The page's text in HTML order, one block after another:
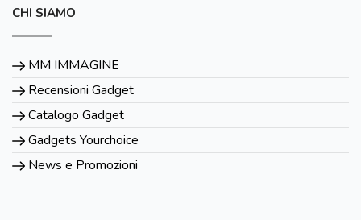
CHI SIAMO
MM IMMAGINE
Recensioni Gadget
Catalogo Gadget
Gadgets Yourchoice
News e Promozioni